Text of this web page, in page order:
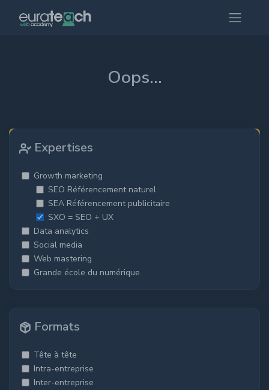
Oops...
Désolé !Nous n'avons pas trouvé de formations pour votre
Expertises
Growth marketing
SEO Référencement naturel
SEA Référencement publicitaire
SXO = SEO + UX
Data analytics
Social media
Web mastering
Grande école du numérique
Formats
Tête à tête
Intra-entreprise
Inter-entreprise